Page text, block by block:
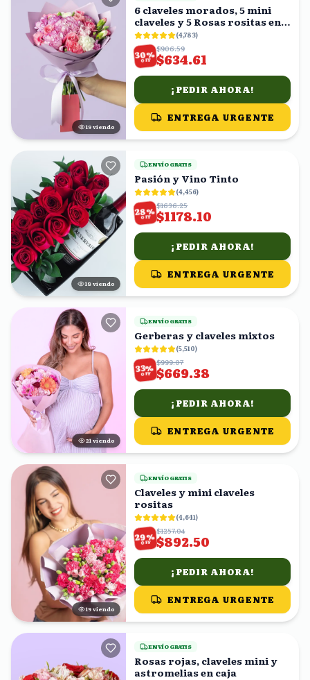
20 viendo
6 claveles morados, 5 mini
claveles y 5 Rosas rositas en
ramo
(4,783)
30%
OFF
$906.59
$634.61
¡PEDIR AHORA!
ENTREGA URGENTE
19 viendo
ENVÍO GRATIS
Pasión y Vino Tinto
(4,456)
28%
OFF
$1636.25
$1178.10
¡PEDIR AHORA!
ENTREGA URGENTE
20 viendo
ENVÍO GRATIS
Gerberas y claveles mixtos
(5,510)
33%
OFF
$999.07
$669.38
¡PEDIR AHORA!
ENTREGA URGENTE
18 viendo
ENVÍO GRATIS
Claveles y mini claveles
rositas
(4,641)
29%
OFF
$1257.04
$892.50
¡PEDIR AHORA!
ENTREGA URGENTE
ENVÍO GRATIS
Rosas rojas, claveles mini y
astromelias en caja